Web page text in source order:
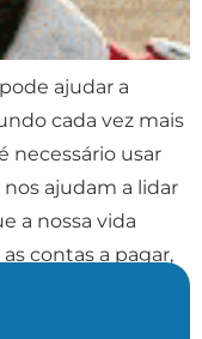
ajudar a
cada vez mais
necessário usar
ajudam a lidar
a nossa vida
contas a pagar,